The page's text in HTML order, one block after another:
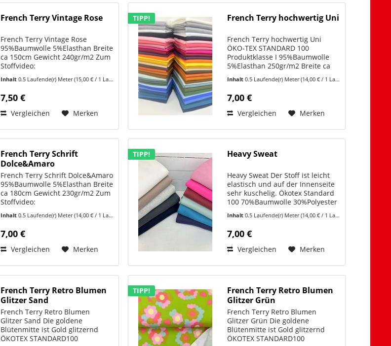
French Terry Vintage Rose
French Terry Vintage Rose
95%Baumwolle 5%Elasthan Breite
ca 150cm Gewicht 240gr/m2 Zum
Stoffvideo:
https://www.youtube.com/shorts/tgcSBS64cgo
French Terry – der perfekte Stoff
für gemütliche Lieblingsstücke
French Terry Vintage Rose ist...
Inhalt0.5 Laufende(r) Meter(15,00 € / 1 Laufende(r) Meter)
7,50 €
Vergleichen Merken
TIPP! French Terry hochwertig Uni
French Terry hochwertig Uni
ÖKO-TEX STANDARD 100
Produktklasse I 95%Baumwolle
5%Elasthan 250gr/m2 Breite ca
https://www.youtube.com/shorts/PPa5VzpRLkA
Dieser hochwertige French Terry
in Uni ist ein echter...
Inhalt0.5 Laufende(r) Meter(14,00 € / 1 Laufende(r) Meter)
7,00 €
Vergleichen Merken
French Terry Schrift
Dolce&Amaro
French Terry Schrift Dolce&Amaro
95%Baumwolle 5%Elasthan Breite
ca 180cm Gewicht 230gr/m2 Zum
Stoffvideo:
https://www.youtube.com/shorts/EalWLBtp8i8
French Terry – der perfekte Stoff
für gemütliche Lieblingsstücke
Dieser hochwertige...
Inhalt0.5 Laufende(r) Meter(14,00 € / 1 Laufende(r) Meter)
7,00 €
Vergleichen Merken
TIPP! Heavy Sweat
Heavy Sweat Der Stoff ist leicht
elastisch und auf der Innenseite
sehr kuschelig. Ökotex Standard
100 70%Baumwolle 30%Polyester
280gr/m2 Hergestellt in Europa
Zum Stoffvideo:...
Inhalt0.5 Laufende(r) Meter(14,00 € / 1 Laufende(r) Meter)
7,00 €
Vergleichen Merken
French Terry Retro Blumen
Glitzer Sand
French Terry Retro Blumen
Glitzer Sand Die goldene
Blütenmitte ist Gold glitzernd
ÖKOTEX STANDARD100
TIPP!
French Terry Retro Blumen
Glitzer Grün
French Terry Retro Blumen
Glitzer Grün Die goldene
Blütenmitte ist Gold glitzernd
ÖKOTEX STANDARD100